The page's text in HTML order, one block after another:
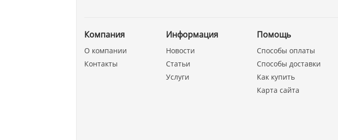
Компания
О компании
Контакты
Информация
Новости
Статьи
Услуги
Помощь
Способы оплаты
Способы доставки
Как купить
Карта сайта